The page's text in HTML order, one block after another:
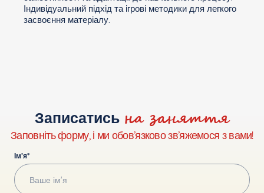
Індивідуальний підхід та ігрові методики для легкого
засвоєння матеріалу.
Записатись на заняття
Заповніть форму, і ми обов’язково зв’яжемося з вами!
Ім’я*